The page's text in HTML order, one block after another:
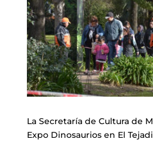
La Secretaría de Cultura de
Expo Dinosaurios en El